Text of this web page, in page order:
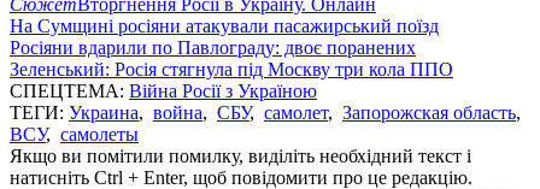
На Сумщині росіяни атакували пасажирський поїзд
Росіяни вдарили по Павлограду: двоє поранених
Зеленський: Росія стягнула під Москву три кола ППО
СПЕЦТЕМА: Війна Росії з Україною
ТЕГИ: Украина, война, СБУ, самолет, Запорожская область,
ВСУ, самолеты
Якщо ви помітили помилку, виділіть необхідний текст і
натисніть Ctrl + Enter, щоб повідомити про це редакцію.